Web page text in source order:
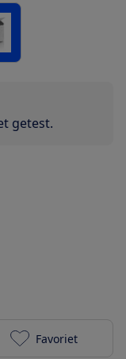
getest.
Brother HL-
Favoriet